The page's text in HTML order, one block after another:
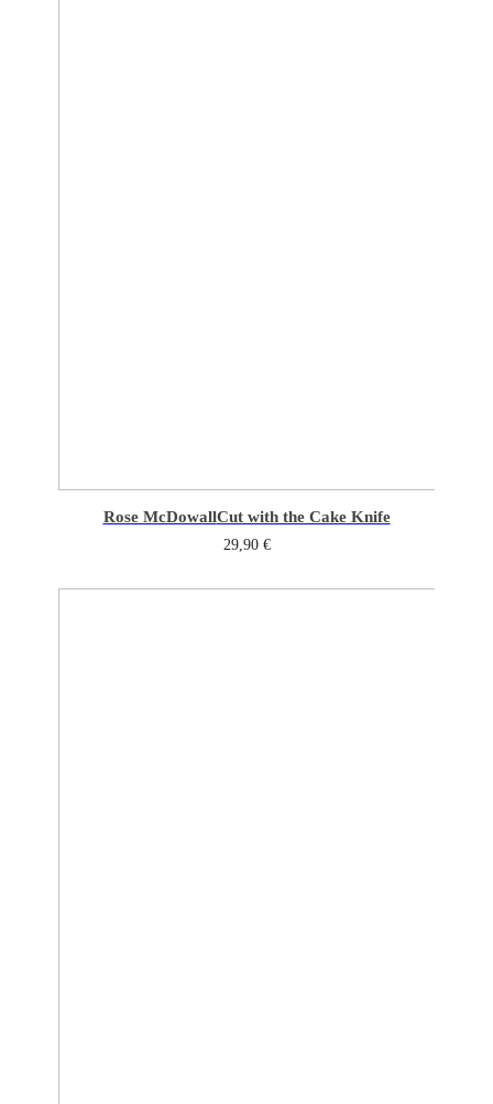
Rose McDowallCut with the Cake Knife
29,90 €